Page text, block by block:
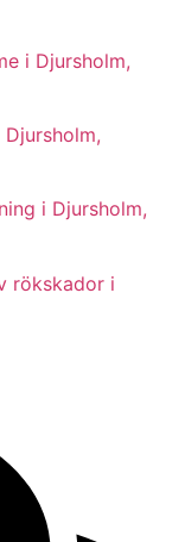
i Djursholm,
i Djursholm,
rökskador i